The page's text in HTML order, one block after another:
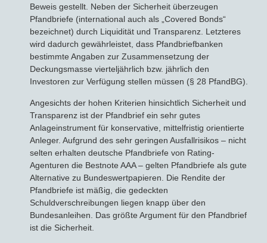
Beweis gestellt. Neben der Sicherheit überzeugen
Pfandbriefe (international auch als „Covered Bonds“
bezeichnet) durch Liquidität und Transparenz. Letzteres
wird dadurch gewährleistet, dass Pfandbriefbanken
bestimmte Angaben zur Zusammensetzung der
Deckungsmasse vierteljährlich bzw. jährlich den
Investoren zur Verfügung stellen müssen (§ 28 PfandBG).
Angesichts der hohen Kriterien hinsichtlich Sicherheit und
Transparenz ist der Pfandbrief ein sehr gutes
Anlageinstrument für konservative, mittelfristig orientierte
Anleger. Aufgrund des sehr geringen Ausfallrisikos – nicht
selten erhalten deutsche Pfandbriefe von Rating-
Agenturen die Bestnote AAA – gelten Pfandbriefe als gute
Alternative zu Bundeswertpapieren. Die Rendite der
Pfandbriefe ist mäßig, die gedeckten
Schuldverschreibungen liegen knapp über den
Bundesanleihen. Das größte Argument für den Pfandbrief
ist die Sicherheit.